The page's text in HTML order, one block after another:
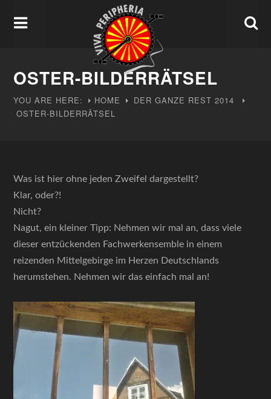
OSTER-BILDERRÄTSEL
YOU ARE HERE: HOME DER GANZE REST 2014
OSTER-BILDERRÄTSEL
Was ist hier ohne jeden Zweifel dargestellt?
Klar, oder?!
Nicht?
Nagut, ein kleiner Tipp: Nehmen wir mal an, dass viele
dieser entzückenden Fachwerkensemble in einem
reizenden Mittelgebirge im Herzen Deutschlands
herumstehen. Nehmen wir das einfach mal an!